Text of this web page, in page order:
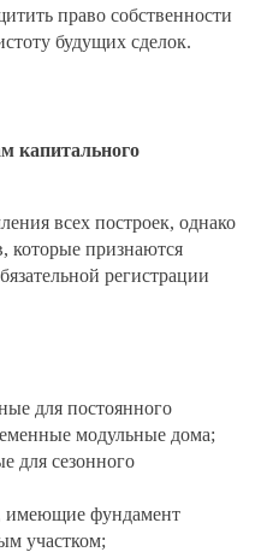
право собственности
будущих сделок.
капитального
всех построек, однако
которые признаются
регистрации
для постоянного
модульные дома;
для сезонного
имеющие фундамент
участком;